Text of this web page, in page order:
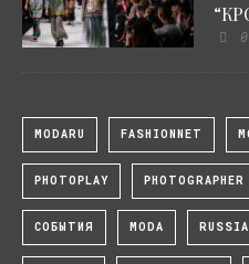
0
MODARU FASHIONNET
PHOTOPLAY PHOTOGRAPHER
СОБЫТИЯ MODA